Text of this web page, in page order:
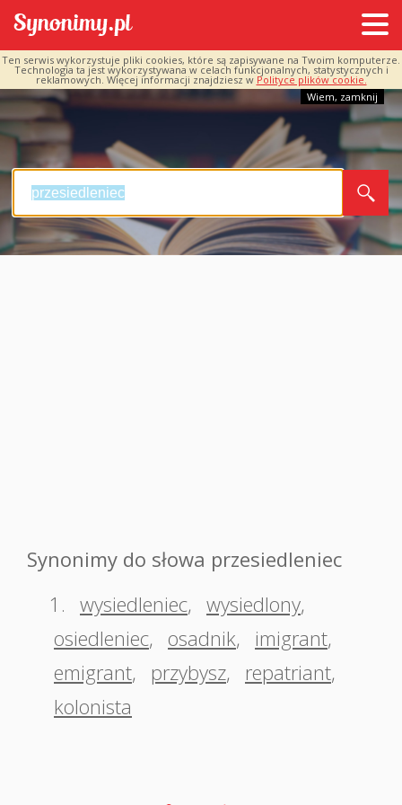
Ten serwis wykorzystuje pliki cookies, które są zapisywane na Twoim komputerze.
Technologia ta jest wykorzystywana w celach funkcjonalnych, statystycznych i
reklamowych. Więcej informacji znajdziesz w Polityce plików cookie.
Wiem, zamknij
Synonimy do słowa przesiedleniec
1. wysiedleniec, wysiedlony,
osiedleniec, osadnik, imigrant,
emigrant, przybysz, repatriant,
kolonista